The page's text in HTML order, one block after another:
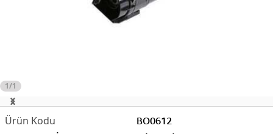
1/1
BO0612